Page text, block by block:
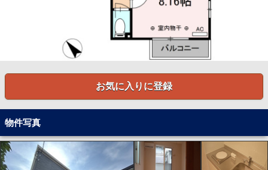
お気に入りに登録
物件写真